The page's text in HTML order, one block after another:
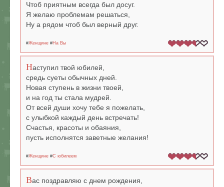
Чтоб приятным всегда был досуг.
Я желаю проблемам решаться,
Ну а рядом чтоб был верный друг.
#Женщине #На Вы
Наступил твой юбилей,
средь суеты обычных дней.
Новая ступень в жизни твоей,
и на год ты стала мудрей.
От всей души хочу тебе я пожелать,
с улыбкой каждый день встречать!
Счастья, красоты и обаяния,
пусть исполнятся заветные желания!
#Женщине #С юбилеем
Вас поздравляю с днем рождения,